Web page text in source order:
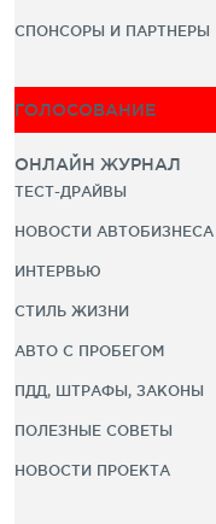
СПОНСОРЫ И ПАРТНЕРЫ
ГОЛОСОВАНИЕ
ОНЛАЙН ЖУРНАЛ
ТЕСТ-ДРАЙВЫ
НОВОСТИ АВТОБИЗНЕСА
ИНТЕРВЬЮ
СТИЛЬ ЖИЗНИ
АВТО С ПРОБЕГОМ
ПДД, ШТРАФЫ, ЗАКОНЫ
ПОЛЕЗНЫЕ СОВЕТЫ
НОВОСТИ ПРОЕКТА